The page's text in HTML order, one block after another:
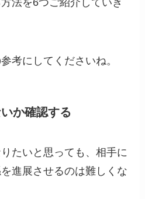
考にしてくださいね。
か確認する
たいと思っても、相手に
進展させるのは難しくな